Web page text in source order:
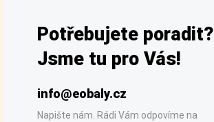
Potřebujete poradit?
Jsme tu pro Vás!
info@eobaly.cz
Napište nám. Rádi Vám odpovíme na